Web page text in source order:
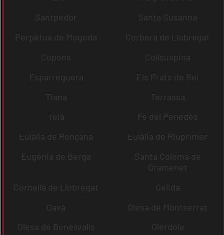
Santpedor
Santa Susanna
Perpètua de Mogoda
Corbera de Llobregat
Copons
Collsuspina
Esparreguera
Els Prats de Rei
Tiana
Terrassa
Teià
Fe del Penedès
Eulàlia de Ronçana
Eulàlia de Riuprimer
Eugènia de Berga
Santa Coloma de
Gramenet
Cornellà de Llobregat
Gelida
Gavà
Olesa de Montserrat
Olesa de Bonesvalls
Olèrdola